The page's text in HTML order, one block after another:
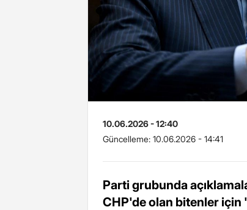
10.06.2026 - 12:40
Güncelleme: 10.06.2026 - 14:41
Parti grubunda
CHP'de olan bitenler için